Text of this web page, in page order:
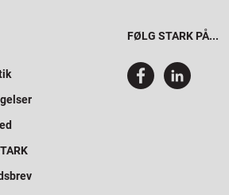
FØLG STARK PÅ...